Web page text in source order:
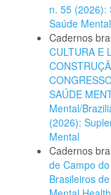
n. 55 (2026):
Saúde Mental
Cadernos
CULTURA E
SAÚDE
Mental/
(2026):
Mental
Cadernos
de Campo
Brasileiros